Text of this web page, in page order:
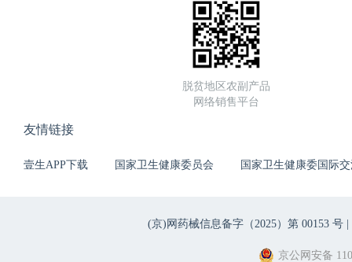
脱贫地区农副产品
网络销售平台
友情链接
壹生APP下载 国家卫生健康委员会 国家卫生健康委国际
(京)网药械信息备字（2025）第 00153 号 |
京公网安备